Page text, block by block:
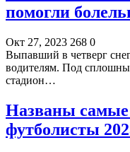
помогли
Окт 27, 2023 268 0
Выпавший в четверг
водителям. Под
стадион…
Названы
футболисты